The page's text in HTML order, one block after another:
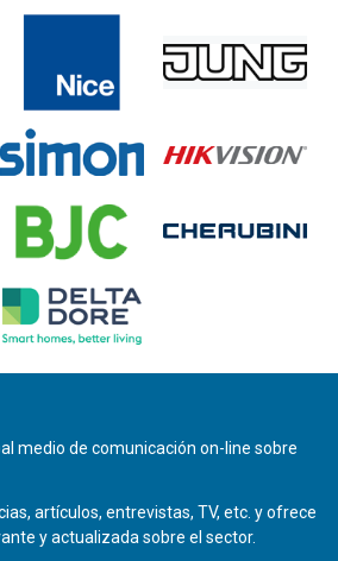
medio de comunicación on-line sobre
artículos, entrevistas, TV, etc. y ofrece
y actualizada sobre el sector.